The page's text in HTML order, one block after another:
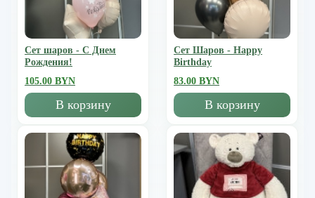
Сет шаров - С Днем
Рождения!
105.00 BYN
В корзину
Сет Шаров - Happy
Birthday
83.00 BYN
В корзину